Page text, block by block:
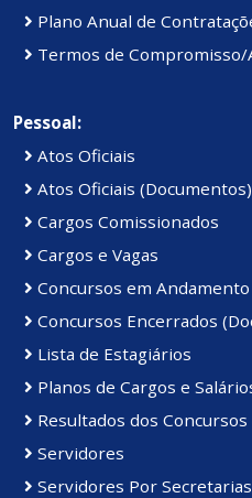
Plano Anual de
Termos de Compromisso/
Pessoal:
Atos Oficiais
Atos Oficiais (Documentos)
Cargos Comissionados
Cargos e Vagas
Concursos em
Concursos Encerrados
Lista de Estagiários
Planos de Cargos e
Resultados dos
Servidores
Servidores Por Secretarias